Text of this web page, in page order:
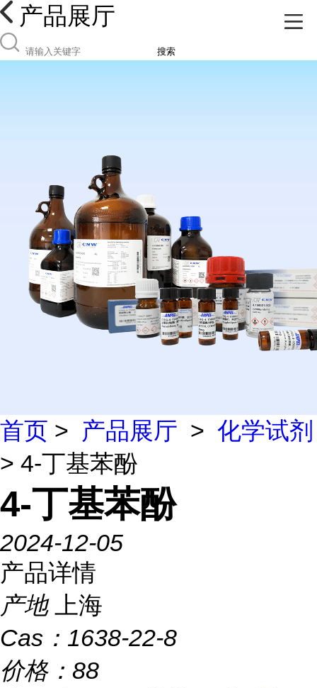
产品展厅
搜索
首页 > 产品展厅 > 化学试剂
> 4-丁基苯酚
4-丁基苯酚
2024-12-05
产品详情
产地
上海
Cas： 1638-22-8
价格： 88